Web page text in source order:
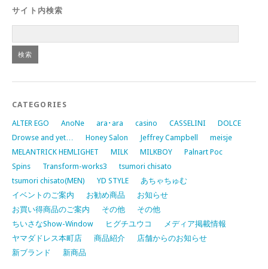
サイト内検索
CATEGORIES
ALTER EGO AnoNe ara･ara casino CASSELINI
DOLCE
Drowse and yet…
Honey Salon Jeffrey Campbell
meisje
MELANTRICK HEMLIGHET
MILK MILKBOY
Palnart Poc
Spins
Transform-works3
tsumori chisato
tsumori chisato(MEN)
YD STYLE
あちゃちゅむ
イベントのご案内
お勧め商品
お知らせ
お買い得商品のご案内
その他
その他
ちいさなShow-Window
ヒグチユウコ
メディア掲載情報
ヤマダドレス本町店
商品紹介
店舗からのお知らせ
新ブランド
新商品